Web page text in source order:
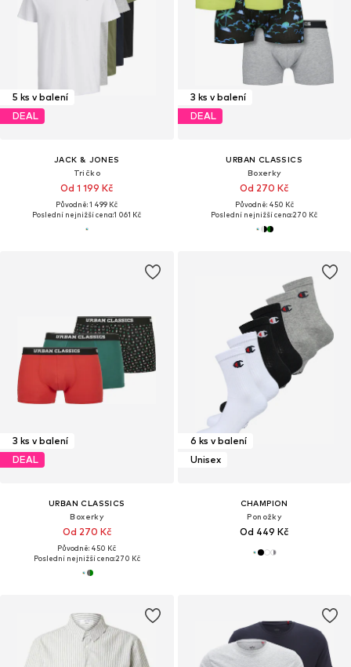
5 ks v balení
DEAL
JACK & JONES
Tričko
Od 1 199 Kč
Původně: 1 499 Kč
Poslední nejnižší cena:1 061 Kč
3 ks v balení
DEAL
URBAN CLASSICS
Boxerky
Od 270 Kč
Původně: 450 Kč
Poslední nejnižší cena:270 Kč
3 ks v balení
DEAL
URBAN CLASSICS
Boxerky
Od 270 Kč
Původně: 450 Kč
Poslední nejnižší cena:270 Kč
6 ks v balení
Unisex
CHAMPION
Ponožky
Od 449 Kč